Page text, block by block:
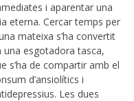
i aparentar una
eterna. Cercar temps per
mateixa s’ha convertit
una esgotadora tasca,
s’ha de compartir amb el
d’ansiolítics i
Les dues